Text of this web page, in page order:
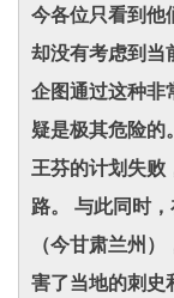
今各位只看到他
却没有考虑到当
企图通过这种非
疑是极其危险的
王芬的计划失败
路。 与此同时
（今甘肃兰州
害了当地的刺史